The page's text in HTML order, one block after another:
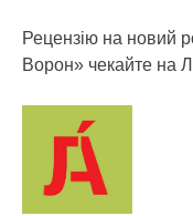
Рецензію на новий
Ворон» чекайте на